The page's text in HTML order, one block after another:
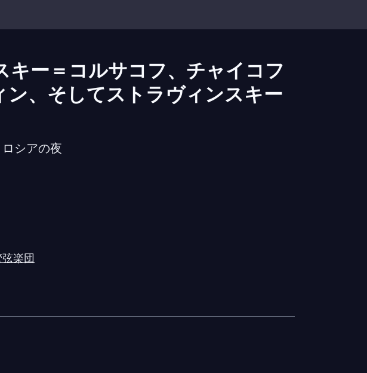
キー＝コルサコフ、チャイコフ
ン、そしてストラヴィンスキー
シアの夜
楽団